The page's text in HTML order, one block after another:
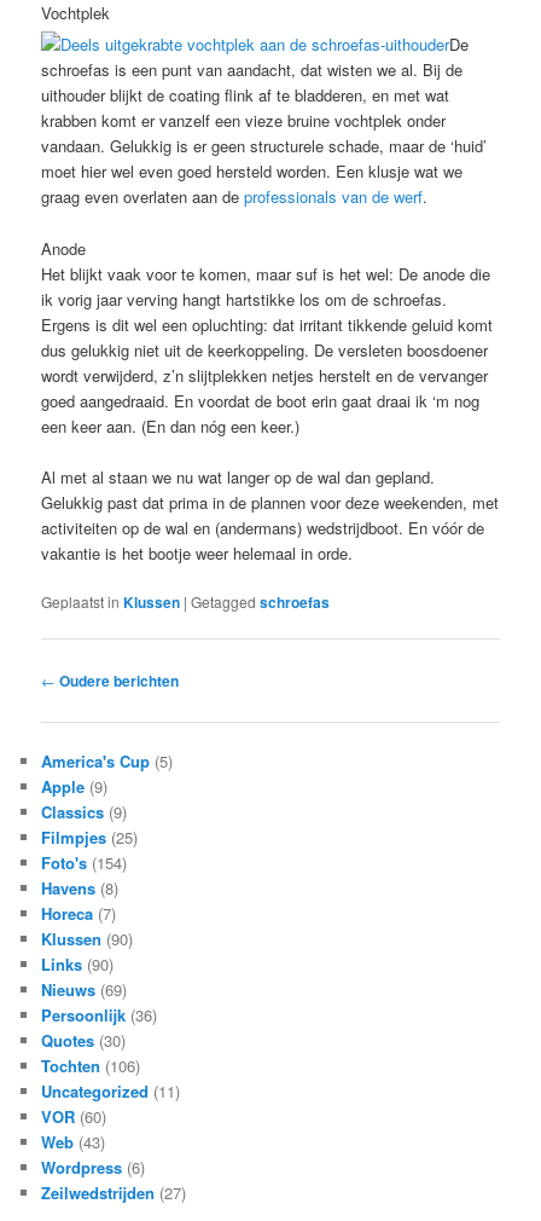
Vochtplek
De
schroefas is een punt van aandacht, dat wisten we al. Bij de
uithouder blijkt de coating flink af te bladderen, en met wat
krabben komt er vanzelf een vieze bruine vochtplek onder
vandaan. Gelukkig is er geen structurele schade, maar de ‘huid’
moet hier wel even goed hersteld worden. Een klusje wat we
graag even overlaten aan deprofessionals van de werf.
Anode
Het blijkt vaak voor te komen, maar suf is het wel: De anode die
ik vorig jaar verving hangt hartstikke los om de schroefas.
Ergens is dit wel een opluchting: dat irritant tikkende geluid komt
dus gelukkig niet uit de keerkoppeling. De versleten boosdoener
wordt verwijderd, z’n slijtplekken netjes herstelt en de vervanger
goed aangedraaid. En voordat de boot erin gaat draai ik ‘m nog
een keer aan. (En dan nóg een keer.)
Al met al staan we nu wat langer op de wal dan gepland.
Gelukkig past dat prima in de plannen voor deze weekenden, met
activiteiten op de wal en (andermans) wedstrijdboot. En vóór de
vakantie is het bootje weer helemaal in orde.
Geplaatst in Klussen |Getagged schroefas
Bericht
← Oudere berichten
America's Cup (5)
Apple (9)
Classics (9)
Filmpjes (25)
Foto's (154)
Havens (8)
Horeca (7)
Klussen (90)
Links (90)
Nieuws (69)
Persoonlijk (36)
Quotes (30)
Tochten (106)
Uncategorized (11)
VOR (60)
Web (43)
Wordpress (6)
Zeilwedstrijden (27)